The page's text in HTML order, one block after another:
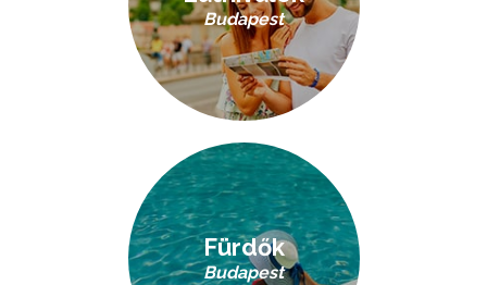
Budapest
Fürdők
Budapest